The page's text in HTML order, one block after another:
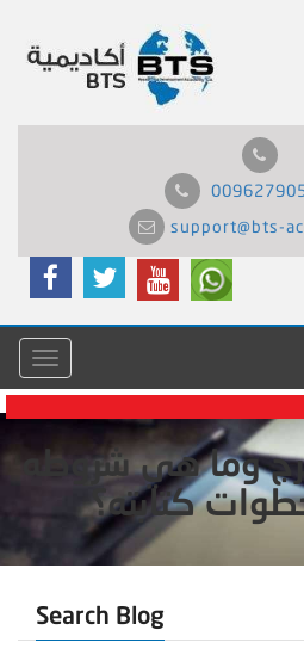
support@bts-
Menu
وما هي شروطه
كتابته؟
Search Blog